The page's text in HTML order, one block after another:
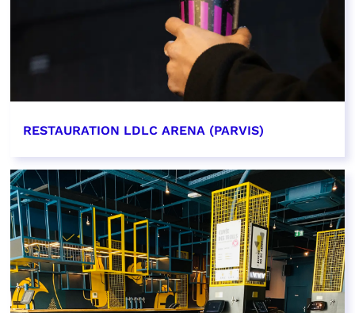
RESTAURATION LDLC ARENA (PARVIS)
EN SAVOIR PLUS